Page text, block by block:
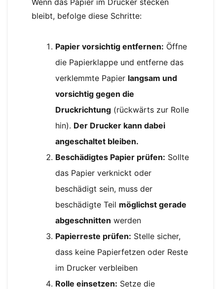
bleibt, befolge diese Schritte:
Papier vorsichtig entfernen: Öffne
die Papierklappe und entferne das
verklemmte Papier langsam und
vorsichtig gegen die
Druckrichtung (rückwärts zur Rolle
hin). Der Drucker kann dabei
angeschaltet bleiben.
Beschädigtes Papier prüfen: Sollte
das Papier verknickt oder
beschädigt sein, muss der
beschädigte Teil möglichst gerade
abgeschnitten werden
Papierreste prüfen: Stelle sicher,
dass keine Papierfetzen oder Reste
im Drucker verbleiben
Rolle einsetzen: Setze die